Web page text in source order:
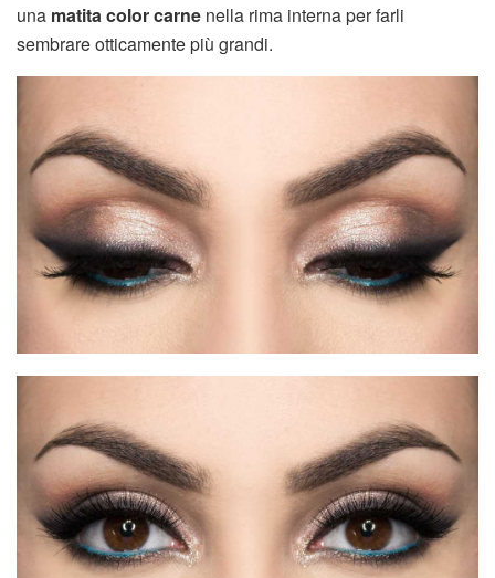
una matita color carne nella rima interna per farli
sembrare otticamente più grandi.